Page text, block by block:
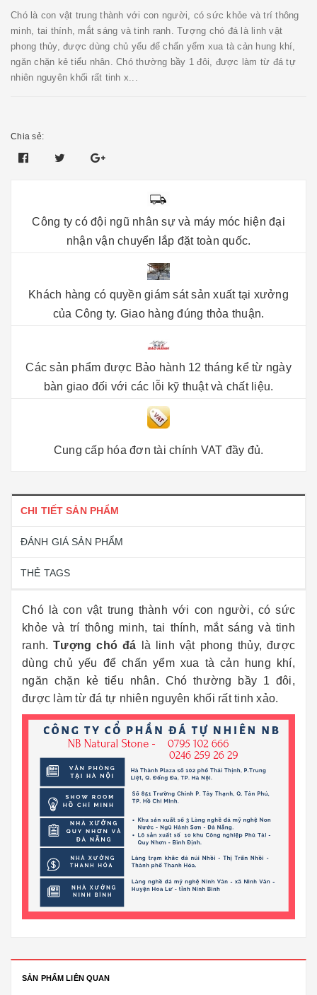
Chó là con vật trung thành với con người, có sức khỏe và trí thông
minh, tai thính, mắt sáng và tinh ranh. Tượng chó đá là linh vật
phong thủy, được dùng chủ yếu để chấn yểm xua tà cản hung khí,
ngăn chặn kẻ tiểu nhân. Chó thường bầy 1 đôi, được làm từ đá tự
nhiên nguyên khối rất tinh x...
Chia sẻ:
Công ty có đội ngũ nhân sự và máy móc hiện đại
nhận vận chuyển lắp đặt toàn quốc.
Khách hàng có quyền giám sát sản xuất tại xưởng
của Công ty. Giao hàng đúng thỏa thuận.
Các sản phẩm được Bảo hành 12 tháng kể từ ngày
bàn giao đối với các lỗi kỹ thuật và chất liệu.
Cung cấp hóa đơn tài chính VAT đầy đủ.
CHI TIẾT SẢN PHẨM
ĐÁNH GIÁ SẢN PHẨM
THẺ TAGS
Chó là con vật trung thành với con người, có sức
khỏe và trí thông minh, tai thính, mắt sáng và tinh
ranh.Tượng chó đá là linh vật phong thủy, được
dùng chủ yếu để chấn yểm xua tà cản hung khí,
ngăn chặn kẻ tiểu nhân. Chó thường bầy 1 đôi,
được làm từ đá tự nhiên nguyên khối rất tinh xảo.
SẢN PHẨM LIÊN QUAN